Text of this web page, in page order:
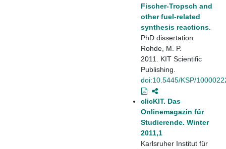
Fischer-Tropsch and
other fuel-related
synthesis reactions
PhD dissertation
Rohde, M. P.
2011. KIT Scientific
Publishing.
doi:10.5445/KSP/
clicKIT. Das
Onlinemagazin für
Studierende. Winter
2011,1
Karlsruher Institut für